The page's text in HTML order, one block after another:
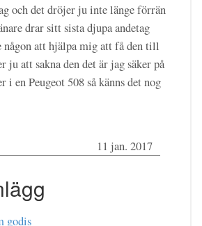
och det dröjer ju inte länge förrän
drar sitt sista djupa andetag
någon att hjälpa mig att få den till
ju att sakna den det är jag säker på
i en Peugeot 508 så känns det nog
11 jan. 2017
godis